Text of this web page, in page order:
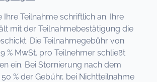
Ihre Teilnahme schriftlich an. Ihre
mit der Teilnahmebestätigung die
Die Teilnahmegebühr von
% MwSt. pro Teilnehmer schließt
ein. Bei Stornierung nach dem
% der Gebühr, bei Nichtteilnahme